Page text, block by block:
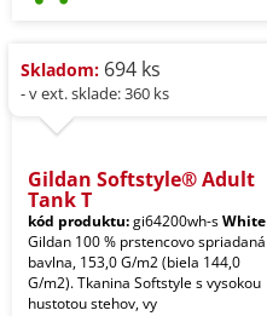
Skladom: 694 ks
- v ext. sklade: 360 ks
Gildan Softstyle® Adult
Tank T
kód produktu:gi64200wh-sWhite
Gildan 100 % prstencovo spriadaná
bavlna, 153,0 G/m2 (biela 144,0
G/m2). Tkanina Softstyle s vysokou
hustotou stehov, vy